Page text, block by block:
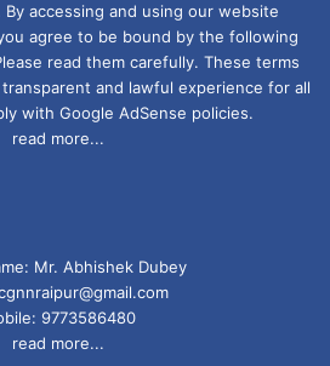
post middle class
school fees
By accessing and using our website
agree to be bound by the following
read them carefully. These terms
and lawful experience for all
with Google AdSense policies.
read more...
Mr. Abhishek Dubey
9773586480
read more...